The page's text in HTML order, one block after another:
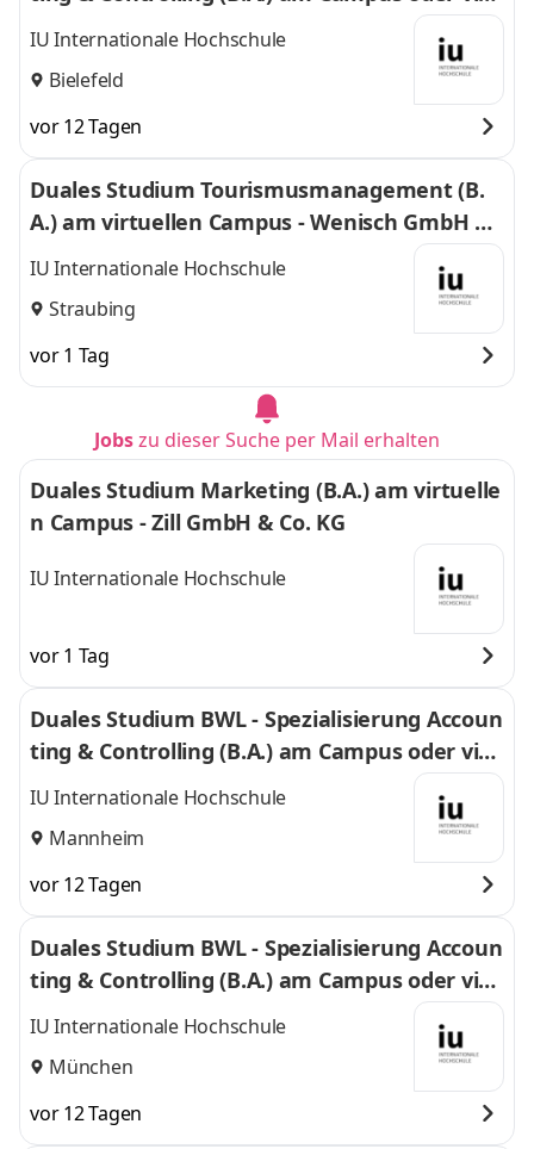
uell
IU Internationale Hochschule
Bielefeld
vor 12 Tagen
Duales Studium Tourismusmanagement (B.
A.) am virtuellen Campus - Wenisch GmbH &
Co. KG
IU Internationale Hochschule
Straubing
vor 1 Tag
Jobszu dieser Suche per Mail erhalten
Duales Studium Marketing (B.A.) am virtuelle
n Campus - Zill GmbH & Co. KG
IU Internationale Hochschule
vor 1 Tag
Duales Studium BWL - Spezialisierung Accoun
ting & Controlling (B.A.) am Campus oder virt
uell
IU Internationale Hochschule
Mannheim
vor 12 Tagen
Duales Studium BWL - Spezialisierung Accoun
ting & Controlling (B.A.) am Campus oder virt
uell
IU Internationale Hochschule
München
vor 12 Tagen